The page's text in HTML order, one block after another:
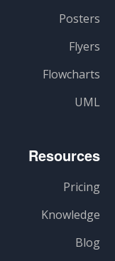
Posters
Flyers
Flowcharts
UML
Resources
Pricing
Knowledge
Blog